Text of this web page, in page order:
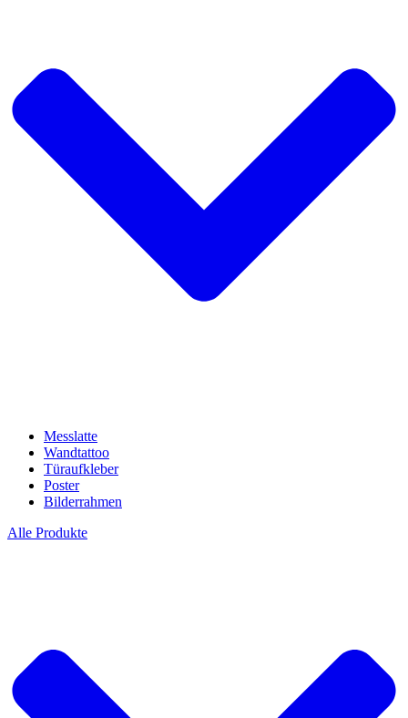
Messlatte
Wandtattoo
Türaufkleber
Poster
Bilderrahmen
Alle Produkte